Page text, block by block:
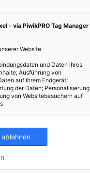
- via PiwikPRO Tag Manager
Website
und Daten ihres
Ausführung von
auf ihrem Endgerät;
der Daten; Personalisierung
von Websitebesuchern auf
ablehnen